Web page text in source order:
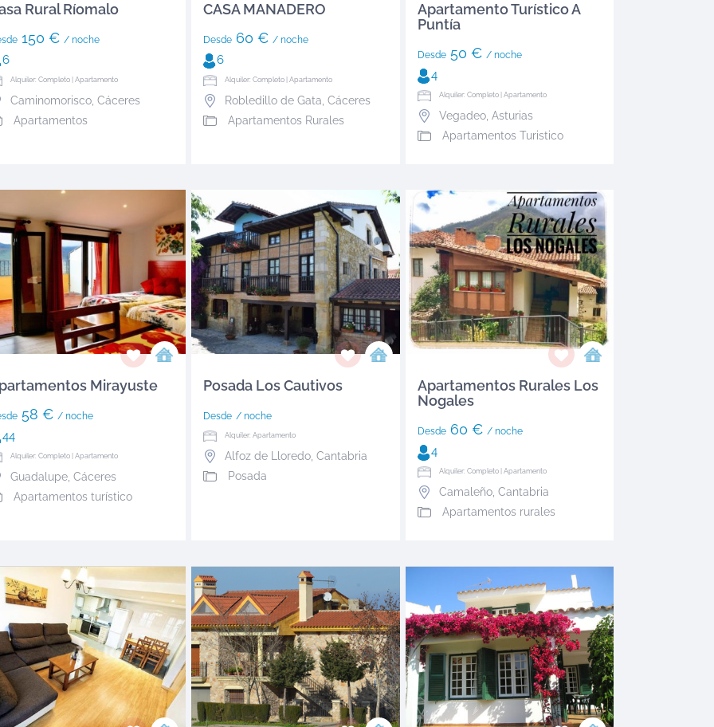
Rural Ríomalo
150 € / noche
6
Alquiler: Completo | Apartamento
Caminomorisco Cáceres
Apartamentos
CASA MANADERO
Desde60 € / noche
6
Alquiler: Completo | Apartamento
Robledillo de Gata Cáceres
Apartamentos Rurales
Apartamento Turístico A
Puntía
Desde50 € / noche
4
Alquiler: Completo | Apartamento
Vegadeo, Asturias
Apartamentos Turistico
Mirayuste
58 € / noche
44
Alquiler: Completo | Apartamento
Guadalupe Cáceres
Apartamentos turístico
Posada Los Cautivos
Desde / noche
Alquiler: Apartamento
Alfoz de Lloredo, Cantabria
Posada
Apartamentos Rurales Los
Nogales
Desde60 € / noche
4
Alquiler: Completo | Apartamento
Camaleño, Cantabria
Apartamentos rurales